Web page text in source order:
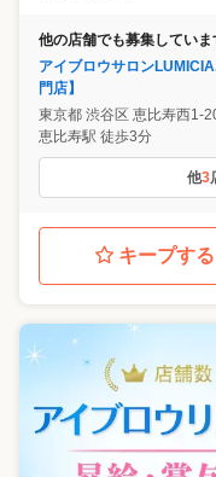
他の店舗でも募集していま
アイブロウサロン
門店】
東京都 渋谷区 恵比寿西1-
恵比寿駅 徒歩3分
他3
キープする